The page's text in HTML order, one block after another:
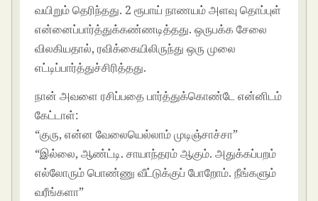
வயிறும் தெரிந்தது. 2 ரூபாய் நாணயம் அளவு தொப்புள்
என்னைப்பார்த்துக்கண்ணடித்தது. ஒருபக்க சேலை
விலகியதால், ரவிக்கையிலிருந்து ஒரு முலை
எட்டிப்பார்த்துச்சிரித்தது.
நான் அவளை ரசிப்பதை பார்த்துக்கொண்டே என்னிடம்
கேட்டாள்:
“குரு, என்ன வேலையெல்லாம் முடிஞ்சாச்சா”
“இல்லை, ஆண்ட்டி. சாயாந்தரம் ஆகும். அதுக்கப்பறம்
எல்லோரும் பொண்ணு வீட்டுக்குப் போறோம். நீங்களும்
வரீங்களா”